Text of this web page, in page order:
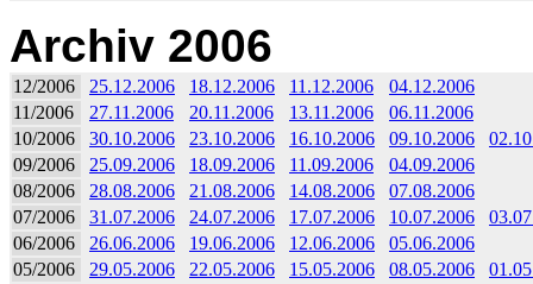
Archiv 2006
12/2006 25.12.2006 18.12.2006 11.12.2006
04.12.2006
11/2006
27.11.2006 20.11.2006 13.11.2006
06.11.2006
10/2006
30.10.2006 23.10.2006 16.10.2006 09.10.2006
09/2006
25.09.2006 18.09.2006 11.09.2006
04.09.2006
08/2006
28.08.2006 21.08.2006 14.08.2006
07.08.2006
07/2006
31.07.2006 24.07.2006 17.07.2006 10.07.2006
06/2006
26.06.2006 19.06.2006 12.06.2006
05.06.2006
05/2006
29.05.2006 22.05.2006 15.05.2006 08.05.2006